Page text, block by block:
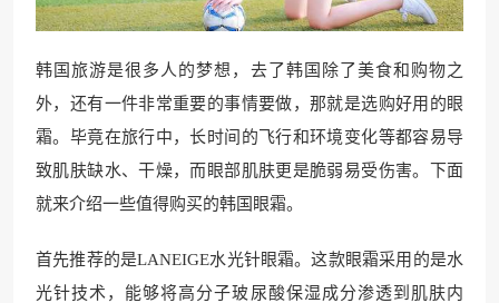
韩国旅游是很多人的梦想，去了韩国除了美食和购物之
外，还有一件非常重要的事情要做，那就是选购好用的眼
霜。毕竟在旅行中，长时间的飞行和环境变化等都容易导
致肌肤缺水、干燥，而眼部肌肤更是脆弱易受伤害。下面
就来介绍一些值得购买的韩国眼霜。
首先推荐的是LANEIGE水光针眼霜。这款眼霜采用的是水
光针技术，能够将高分子玻尿酸保湿成分渗透到肌肤内